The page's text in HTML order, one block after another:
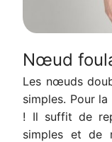
Nœud
Les nœuds
simples. Pour
! Il suffit de
simples et de